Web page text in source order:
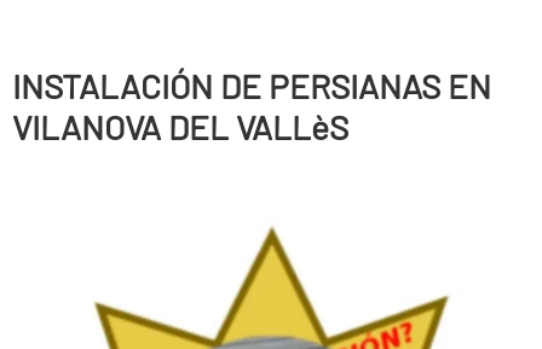
INSTALACIÓN DE PERSIANAS EN
VILANOVA DEL VALLèS